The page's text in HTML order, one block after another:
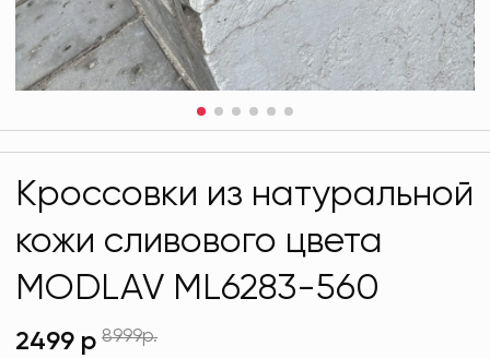
Кроссовки из натуральной
кожи сливового цвета
MODLAV ML6283-560
2499 р 8999р.